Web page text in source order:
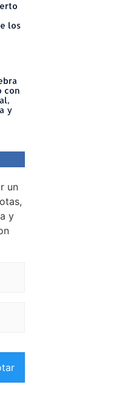
los
con
y
un
y